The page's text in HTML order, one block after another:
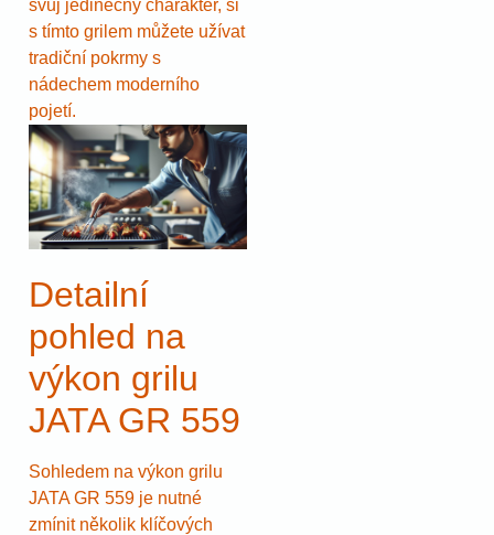
svůj jedinečný charakter, si
s tímto grilem můžete užívat
tradiční pokrmy s
nádechem moderního
pojetí.
Detailní
pohled na
výkon grilu
JATA GR 559
Sohledem na výkon grilu
JATA GR 559 je nutné
zmínit několik klíčových